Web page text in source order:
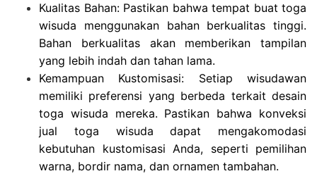
Kualitas Bahan: Pastikan bahwa tempat buat toga
wisuda menggunakan bahan berkualitas tinggi.
Bahan berkualitas akan memberikan tampilan
yang lebih indah dan tahan lama.
Kemampuan Kustomisasi: Setiap wisudawan
memiliki preferensi yang berbeda terkait desain
toga wisuda mereka. Pastikan bahwa konveksi
jual toga wisuda dapat mengakomodasi
kebutuhan kustomisasi Anda, seperti pemilihan
warna, bordir nama, dan ornamen tambahan.